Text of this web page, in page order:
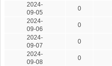
2024-
09-05
0
2024-
09-06
0
2024-
09-07
0
2024-
09-08
0